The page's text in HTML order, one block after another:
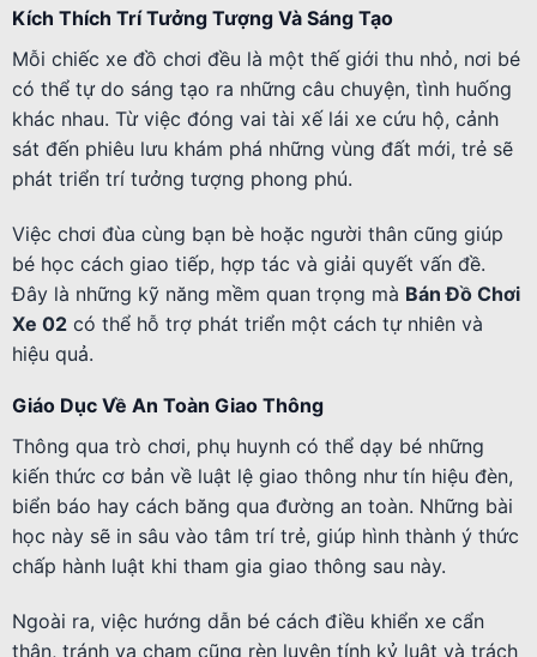
Kích Thích Trí Tưởng Tượng Và Sáng Tạo
Mỗi chiếc xe đồ chơi đều là một thế giới thu nhỏ, nơi bé
có thể tự do sáng tạo ra những câu chuyện, tình huống
khác nhau. Từ việc đóng vai tài xế lái xe cứu hộ, cảnh
sát đến phiêu lưu khám phá những vùng đất mới, trẻ sẽ
phát triển trí tưởng tượng phong phú.
Việc chơi đùa cùng bạn bè hoặc người thân cũng giúp
bé học cách giao tiếp, hợp tác và giải quyết vấn đề.
Đây là những kỹ năng mềm quan trọng mà Bán Đồ Chơi
Xe 02 có thể hỗ trợ phát triển một cách tự nhiên và
hiệu quả.
Giáo Dục Về An Toàn Giao Thông
Thông qua trò chơi, phụ huynh có thể dạy bé những
kiến thức cơ bản về luật lệ giao thông như tín hiệu đèn,
biển báo hay cách băng qua đường an toàn. Những bài
học này sẽ in sâu vào tâm trí trẻ, giúp hình thành ý thức
chấp hành luật khi tham gia giao thông sau này.
Ngoài ra, việc hướng dẫn bé cách điều khiển xe cẩn
thận, tránh va chạm cũng rèn luyện tính kỷ luật và trách